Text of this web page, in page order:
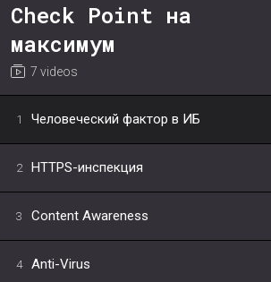
Check Point на
максимум
7 videos
1 Человеческий фактор в ИБ
2 HTTPS-инспекция
3 Content Awareness
4 Anti-Virus